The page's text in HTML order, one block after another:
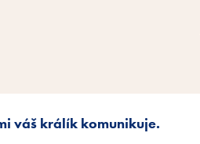
váš králík komunikuje.